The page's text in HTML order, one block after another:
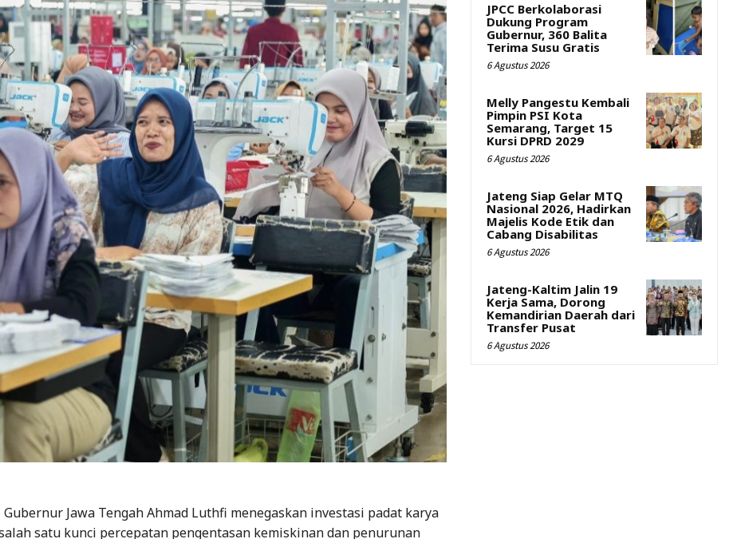
Jawa Tengah Ahmad Luthfi menegaskan investasi padat karya
satu kunci percepatan pengentasan kemiskinan dan penurunan
JPCC Berkolaborasi
Dukung Program
Gubernur, 360 Balita
Terima Susu Gratis
6 Agustus 2026
Melly Pangestu Kembali
Pimpin PSI Kota
Semarang, Target 15
Kursi DPRD 2029
6 Agustus 2026
Jateng Siap Gelar MTQ
Nasional 2026, Hadirkan
Majelis Kode Etik dan
Cabang Disabilitas
6 Agustus 2026
Jateng-Kaltim Jalin 19
Kerja Sama, Dorong
Kemandirian Daerah dari
Transfer Pusat
6 Agustus 2026